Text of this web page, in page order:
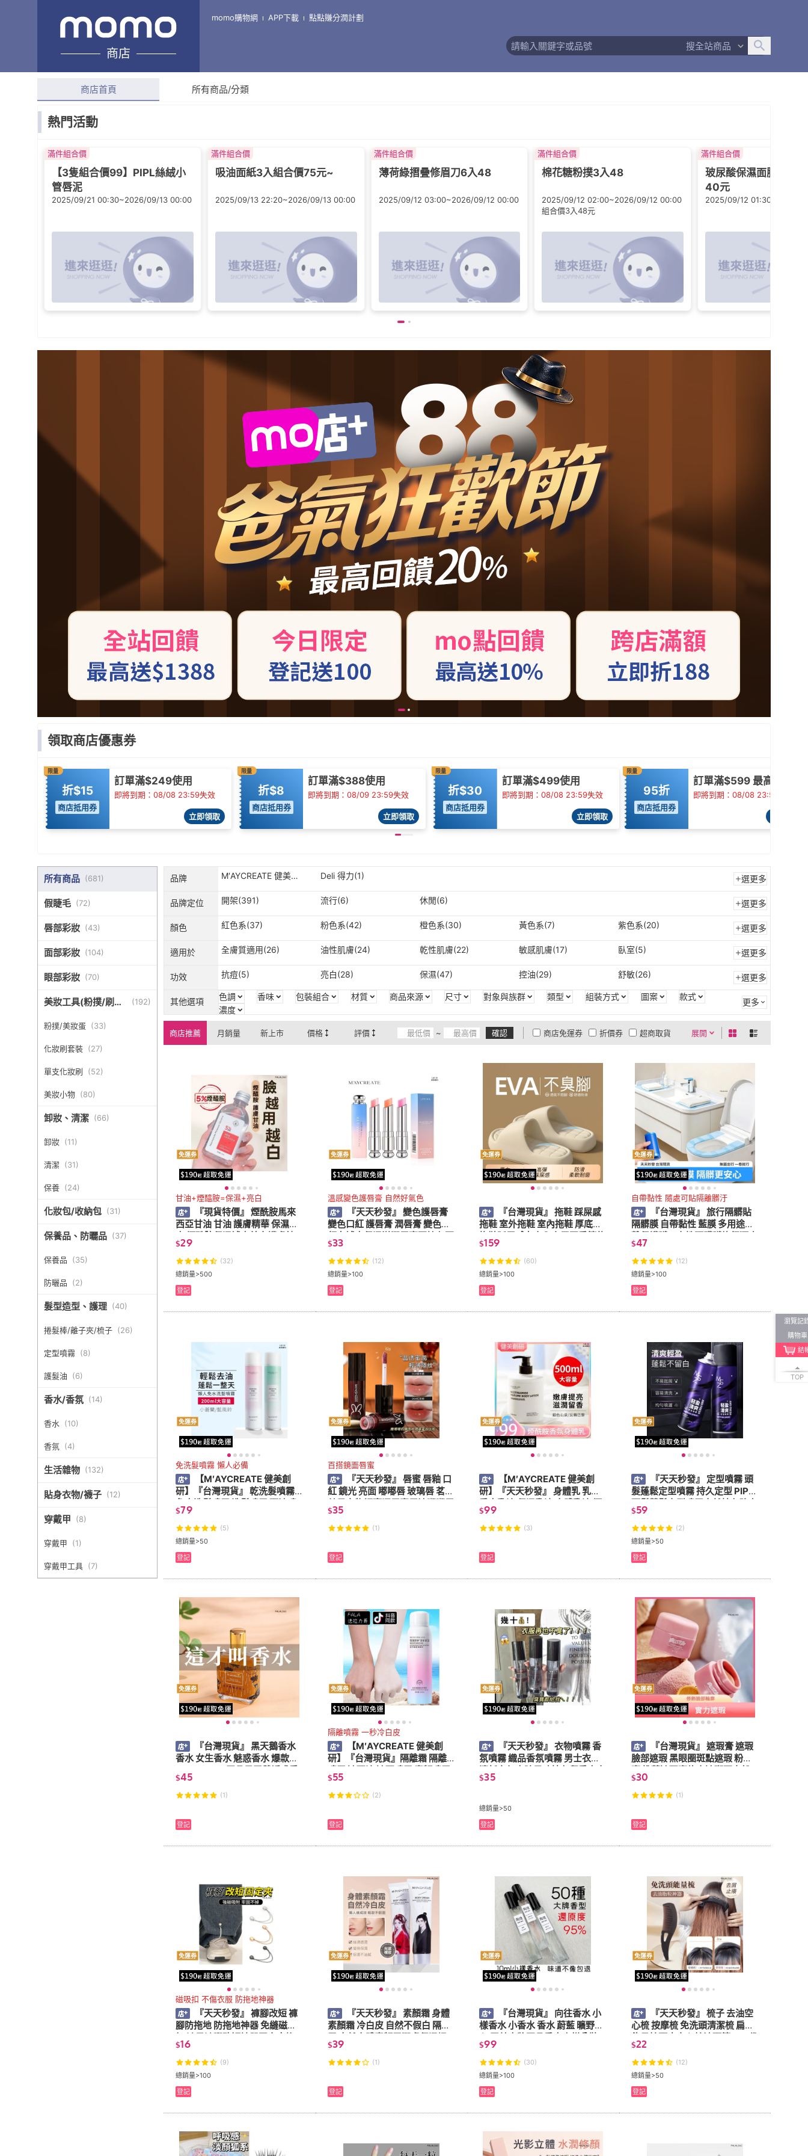
商店
momo購物網 APP下載 點點賺分潤計劃
搜全站商品
法拉小店 FALA SHOP
綜合評分 商店簡介 退換貨須知
商店首頁 所有商品/分類
熱門活動
滿件組合價
【3隻組合價99】PIPL絲絨小
管唇泥
2025/09/21 00:30~2026/09/13 00:00
滿件組合價
吸油面紙3入組合價75元~
2025/09/13 22:20~2026/09/13 00:00
滿件組合價
薄荷綠摺疊修眉刀6入48
2025/09/12 03:00~2026/09/12 00:00
滿件組合價
棉花糖粉撲3入48
2025/09/12 02:00~2026/09/12 00:00
組合價3入48元
滿件組合價
玻尿酸保濕面膜，組
40元
2025/09/12 01:30~2026/
領取商店優惠券
限量
折$15
商店抵用券
訂單滿$249使用
即將到期：08/08 23:59失效
立即領取
限量
折$8
商店抵用券
訂單滿$388使用
即將到期：08/09 23:59失效
立即領取
限量
折$30
商店抵用券
訂單滿$499使用
即將到期：08/08 23:59失效
立即領取
限量
95折
商店抵用券
訂單滿$599 最高折$150
即將到期：08/08 23:59失效
所有商品 (681)
假睫毛 (72)
唇部彩妝 (43)
面部彩妝 (104)
眼部彩妝 (70)
美妝工具(粉撲/刷具/
(192)
粉撲/美妝蛋 (33)
化妝刷套裝 (27)
單支化妝刷 (52)
美妝小物 (80)
卸妝、清潔 (66)
卸妝 (11)
清潔 (31)
保養 (24)
化妝包/收納包 (31)
保養品、防曬品 (37)
保養品 (35)
防曬品 (2)
髮型造型、護理 (40)
捲髮棒/離子夾/梳子 (26)
定型噴霧 (8)
護髮油 (6)
香水/香氛 (14)
香水 (10)
香氛 (4)
生活雜物 (132)
貼身衣物/襪子 (12)
穿戴甲 (8)
穿戴甲 (1)
穿戴甲工具 (7)
品牌
M′AYCREATE 健美創
Deli 得力(1) 選更多
品牌定位 開架(391) 流行(6) 休閒(6) 選更多
顏色 紅色系(37) 粉色系(42) 橙色系(30) 黃色系(7) 紫色系(20) 選更多
適用於 全膚質適用(26) 油性肌膚(24) 乾性肌膚(22) 敏感肌膚(17) 臥室(5) 選更多
功效 抗痘(5) 亮白(28) 保濕(47) 控油(29) 舒敏(26) 選更多
其他選項 色調 香味 包裝組合 材質 商品來源 尺寸 對象與族群 類型 組裝方式 圖案
款式
濃度
更多
商店推薦 月銷量 新上市 價格 評價 ~ 確認 展開
折價券
有影片
商品有量
超商取貨
商店免運券
0利率
2
及以上
免運券
甘油+煙醯胺=保濕+亮白
『現貨特價』 煙酰胺馬來
西亞甘油 甘油 護膚精華 保濕補
水 煙酰胺保濕補水美白護膚純
煙醯胺護膚保濕補水煙酰胺馬來
西亞甘油
$29
(32)
總銷量>500
登記
免運券
溫感變色護唇膏 自然好氣色
『天天秒發』 變色護唇膏
變色口紅 護唇膏 潤唇膏 變色口
紅女補水保濕滋潤唇膏不掉色不
沾杯不脫色平價學生唇彩
$33
(12)
總銷量>100
登記
免運券
『台灣現貨』 拖鞋 踩屎感
拖鞋 室外拖鞋 室內拖鞋 厚底涼
拖鞋踩屎感女室內家居夏季簡約
浴室防滑洗澡軟底家用情侶拖鞋
男
$159
(60)
總銷量>100
登記
免運券
自帶黏性 隨處可貼隔離髒汙
『台灣現貨』 旅行隔髒貼
隔髒膜 自帶黏性 藍膜 多用途隔
離保護膜一次性隔髒膜旅行酒店
馬桶墊便攜獨立包裝牙科藍膜防
髒專用
$47
(12)
總銷量>100
登記
免運券
免洗髮噴霧 懶人必備
【M′AYCREATE 健美創
研】『台灣現貨』 乾洗髮噴霧
免水洗髮噴霧 洗髮噴霧 頭油噴
霧 健美創研免洗髮噴霧 乾髮噴
霧免水洗髮乾洗坐月子控油蓬鬆
神器女
$79
(5)
總銷量>50
登記
免運券
百搭鏡面唇蜜
『天天秒發』 唇蜜 唇釉 口
紅 鏡光 亮面 嘟嘟唇 玻璃唇 茗希
芝星空物語亮澤唇蜜唇油嘟嘟唇
水光透明唇蜜唇釉鏡面秋冬
$35
(1)
登記
免運券
【M′AYCREATE 健美創
研】『天天秒發』 身體乳 乳液
香水乳液 保濕乳液 身體乳液 煙
酰胺身體乳夏季保濕滋潤補水男
女士全身潤膚持久留香
$99
(3)
登記
免運券
『天天秒發』 定型噴霧 頭
髮蓬鬆定型噴霧 持久定型 PIPL
頭髮蓬鬆定型噴霧自然持久強力
保濕定型乾膠噴霧高顱頂髮膠
$59
(2)
總銷量>50
登記
免運券
『台灣現貨』 黑天鵝香水
香水 女生香水 魅惑香水 爆款！
WARMKISS正品黑天鵝誘惑香
水女士持久淡香留香學生香水清
新
$45
(1)
登記
免運券
隔離噴霧 一秒冷白皮
【M′AYCREATE 健美創
研】『台灣現貨』隔離霜 隔離
噴霧 遮瑕液 遮瑕噴霧 素顏噴霧
補水保濕噴霧V7素顏霜學生裸
妝遮瑕隔離防水美白噴霧 抖音
$55
(2)
登記
免運券
『天天秒發』 衣物噴霧 香
氛噴霧 織品香氛噴霧 男士衣物
清新空氣去除異味持久留香大容
量香水清新自然帶體香蔚藍大吉
$35
總銷量>50
登記
免運券
『台灣現貨』 遮瑕膏 遮瑕
臉部遮瑕 黑眼圈斑點遮瑕 粉底
膏 推薦遮瑕膏修容遮斑不卡粉
不脫妝防汗遮暇液遮痘印遮黑眼
圈
$30
(1)
登記
免運券
磁吸扣 不傷衣服 防拖地神器
『天天秒發』 褲腳改短 褲
腳防拖地 防拖地神器 免縫磁吸
扣 褲子褲腳改短神器固定夾挽
邊褲腳扣收口器固定長收腿扣磁
吸免縫扣
$16
(9)
總銷量>100
登記
免運券
『天天秒發』 素顏霜 身體
素顏霜 冷白皮 自然不假白 隔離
霜 自然身體素顏霜潤膚保濕提
亮全身身體乳遮瑕自然持久不假
白隔離
$39
(1)
登記
免運券
『台灣現貨』 向往香水 小
樣香水 小香水 香水 蔚藍 曠野之
心 平替大牌正品香水小樣分裝
瓶女士持久淡香無人區玫瑰平替
烏木
$99
(30)
總銷量>100
登記
免運券
『天天秒發』 梳子 去油空
心梳 按摩梳 免洗頭清潔梳 扁梳
能量梳頭皮空心梳油頭第三四代
免洗頭氣囊按摩去油脂清潔梳子
皮屑
$22
(12)
總銷量>50
登記
瀏覽記
購物車
結
TOP